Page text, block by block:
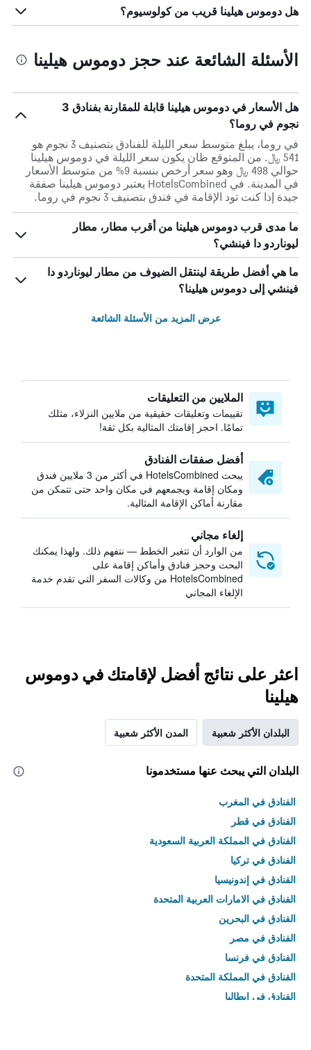
هل دوموس هيلينا قريب من كولوسيوم؟
الأسئلة الشائعة عند حجز دوموس هيلينا
هل الأسعار في دوموس هيلينا قابلة للمقارنة بفنادق 3
نجوم في روما؟
في روما، يبلغ متوسط ​​سعر الليلة للفنادق بتصنيف 3 نجوم هو
541 ﷼. من المتوقع ظان يكون سعر الليلة في دوموس هيلينا
حوالي 498 ﷼ وهو سعر أرخص بنسبة 9% من متوسط الأسعار
في المدينة. في HotelsCombined يعتبر دوموس هيلينا صفقة
جيدة إذا كنت تود الإقامة في فندق بتصنيف 3 نجوم في روما.
ما مدى قرب دوموس هيلينا من أقرب مطار، مطار
ليوناردو دا فينشي؟
ما هي أفضل طريقة لينتقل الضيوف من مطار ليوناردو دا
فينشي إلى دوموس هيلينا؟
عرض المزيد من الأسئلة الشائعة
الملايين من التعليقات
تقييمات وتعليقات حقيقية من ملايين النزلاء، مثلك
تمامًا. احجز إقامتك المثالية بكل ثقة!
أفضل صفقات الفنادق
يبحث HotelsCombined في أكثر من 3 ملايين فندق
ومكان إقامة ويجمعهم في مكان واحد حتى تتمكن من
مقارنة أماكن الإقامة المثالية.
إلغاء مجاني
من الوارد أن تتغير الخطط — نتفهم ذلك. ولهذا يمكنك
البحث وحجز فنادق وأماكن إقامة على
HotelsCombined من وكالات السفر التي تقدم خدمة
الإلغاء المجاني
اعثر على نتائج أفضل لإقامتك في دوموس
هيلينا
البلدان الأكثر شعبية المدن الأكثر شعبية
البلدان التي يبحث عنها مستخدمونا
الفنادق في المغرب
الفنادق في قطر
الفنادق في المملكة العربية السعودية
الفنادق في تركيا
الفنادق في إندونيسيا
الفنادق في الامارات العربية المتحدة
الفنادق في البحرين
الفنادق في مصر
الفنادق في فرنسا
الفنادق في المملكة المتحدة
الفنادق في إيطاليا